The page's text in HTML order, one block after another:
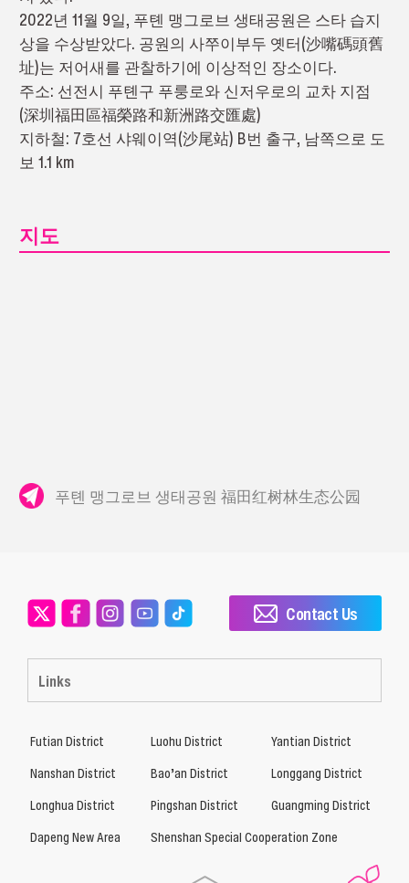
2022년 11월 9일, 푸톈 맹그로브 생태공원은 스타 습지
상을 수상받았다. 공원의 사쭈이부두 옛터(沙嘴碼頭舊
址)는 저어새를 관찰하기에 이상적인 장소이다.
주소: 선전시 푸톈구 푸룽로와 신저우로의 교차 지점
(深圳福田區福榮路和新洲路交匯處)
지하철: 7호선 샤웨이역(沙尾站) B번 출구, 남쪽으로 도
보 1.1 km
지도
푸톈 맹그로브 생태공원 福田红树林生态公园
Links
Contact Us
Futian District Luohu District
Yantian District
Nanshan District
Bao’an District
Longgang District
Longhua District
Pingshan District
Guangming District
Dapeng New Area
Shenshan Special Cooperation Zone